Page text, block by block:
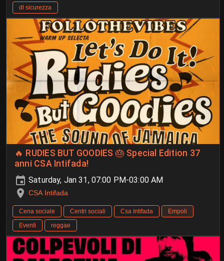
dl sicurezza
🔥 RUDIES BUT GOODIES 🎂 Special Edition 37
anni CSA Intifada!
Saturday, Jan 31, 07:00 PM-03:00 AM
CSA Intifada
Cena sociale Centri sociali Csa Intifada
Empoli
Eventi
reggae